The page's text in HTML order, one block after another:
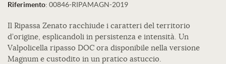
Riferimento: 00846-RIPAMAGN-2019
Il Ripassa Zenato racchiude i caratteri del territorio
d’origine, esplicandoli in persistenza e intensità. Un
Valpolicella ripasso DOC ora disponibile nella versione
Magnum e custodito in un pratico astuccio.